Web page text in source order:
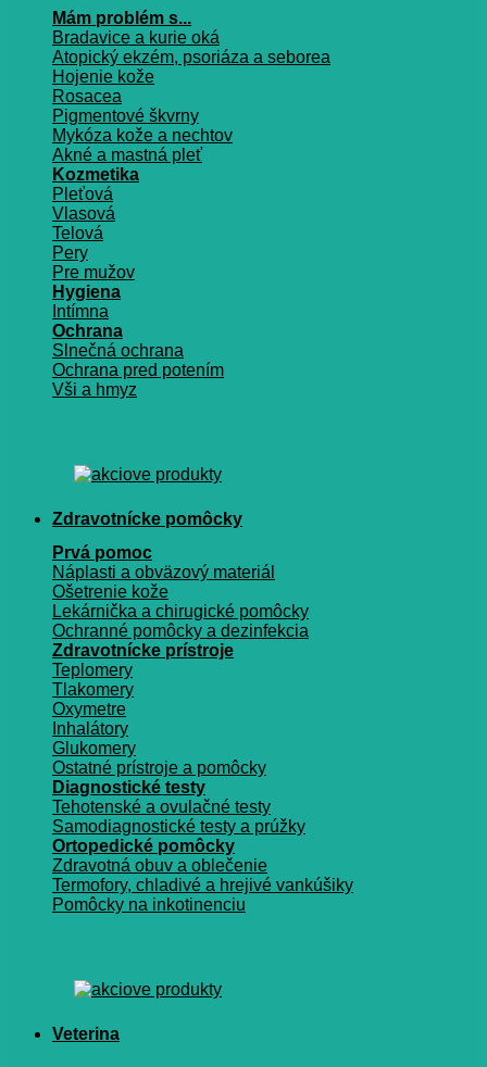
Mám problém s...
Bradavice a kurie oká
Atopický ekzém, psoriáza a seborea
Hojenie kože
Rosacea
Pigmentové škvrny
Mykóza kože a nechtov
Akné a mastná pleť
Kozmetika
Pleťová
Vlasová
Telová
Pery
Pre mužov
Hygiena
Intímna
Ochrana
Slnečná ochrana
Ochrana pred potením
Vši a hmyz
Zdravotnícke pomôcky
Prvá pomoc
Náplasti a obväzový materiál
Ošetrenie kože
Lekárnička a chirugické pomôcky
Ochranné pomôcky a dezinfekcia
Zdravotnícke prístroje
Teplomery
Tlakomery
Oxymetre
Inhalátory
Glukomery
Ostatné prístroje a pomôcky
Diagnostické testy
Tehotenské a ovulačné testy
Samodiagnostické testy a prúžky
Ortopedické pomôcky
Zdravotná obuv a oblečenie
Termofory, chladivé a hrejivé vankúšiky
Pomôcky na inkotinenciu
Veterina